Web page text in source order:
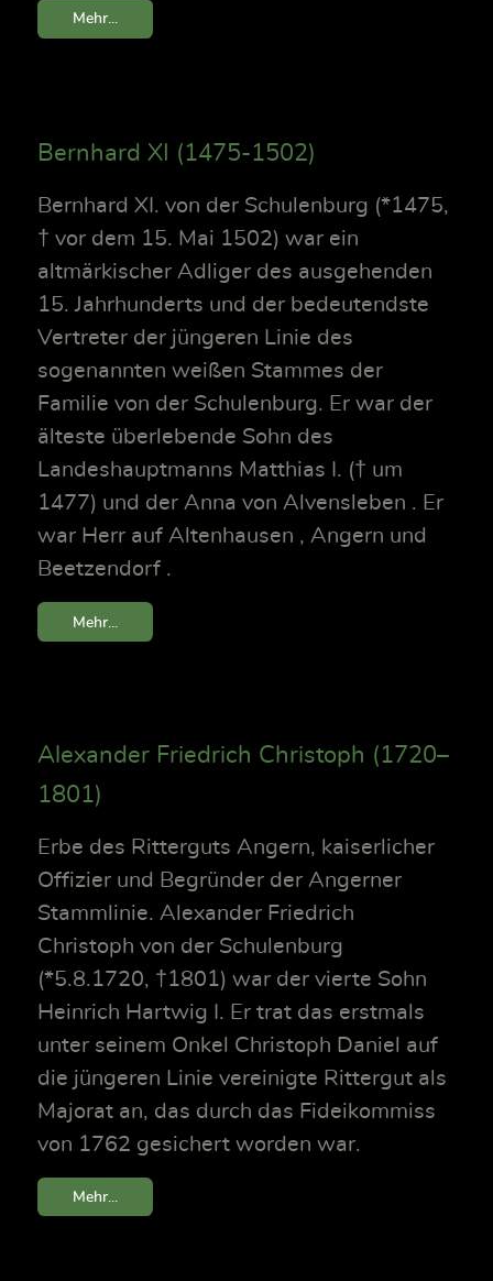
Mehr...
Bernhard XI (1475-1502)
Bernhard XI. von der Schulenburg (*1475,
† vor dem 15. Mai 1502) war ein
altmärkischer Adliger des ausgehenden
15. Jahrhunderts und der bedeutendste
Vertreter der jüngeren Linie des
sogenannten weißen Stammes der
Familie von der Schulenburg. Er war der
älteste überlebende Sohn des
Landeshauptmanns Matthias I. († um
1477) und der Anna von Alvensleben . Er
war Herr auf Altenhausen , Angern und
Beetzendorf .
Mehr...
Alexander Friedrich Christoph (1720–
1801)
Erbe des Ritterguts Angern, kaiserlicher
Offizier und Begründer der Angerner
Stammlinie. Alexander Friedrich
Christoph von der Schulenburg
(*5.8.1720, †1801) war der vierte Sohn
Heinrich Hartwig I. Er trat das erstmals
unter seinem Onkel Christoph Daniel auf
die jüngeren Linie vereinigte Rittergut als
Majorat an, das durch das Fideikommiss
von 1762 gesichert worden war.
Mehr...